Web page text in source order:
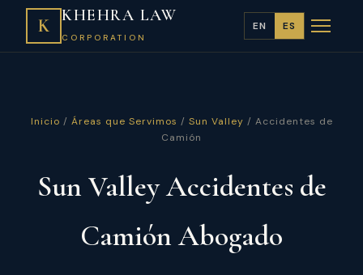
K KHEHRA LAW
CORPORATION
EN ES
Inicio / Áreas que Servimos / Sun Valley / Accidentes de
Camión
Sun Valley Accidentes de
Camión Abogado